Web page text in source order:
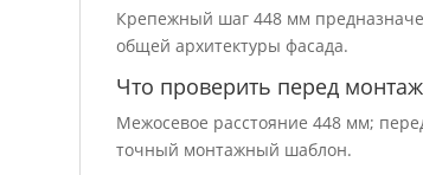
Крепежный шаг 448 мм
общей архитектуры фасада.
Что проверить перед
Межосевое расстояние 448 мм;
точный монтажный шаблон.